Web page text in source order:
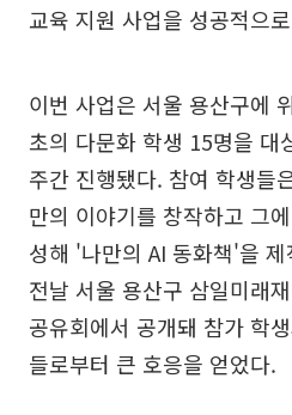
교육 지원 사업을 성공적으
이번 사업은 서울 용산구에
초의 다문화 학생 15명을 대
주간 진행됐다. 참여 학생들
만의 이야기를 창작하고 그
성해 '나만의 AI 동화책'을
전날 서울 용산구 삼일미래
공유회에서 공개돼 참가 학
들로부터 큰 호응을 얻었다.